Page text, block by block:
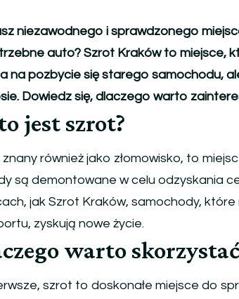
niezawodnego i sprawdzonego
auto? Szrot Kraków to miejsce,
na pozbycie się starego samochodu,
Dowiedz się, dlaczego warto
jest szrot?
znany również jako złomowisko, to
są demontowane w celu odzyskania
jak Szrot Kraków, samochody, które
zyskują nowe życie.
warto
szrot to doskonałe miejsce do